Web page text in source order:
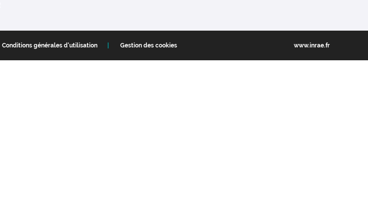
Conditions générales d'utilisation Gestion des cookies www.inrae.fr